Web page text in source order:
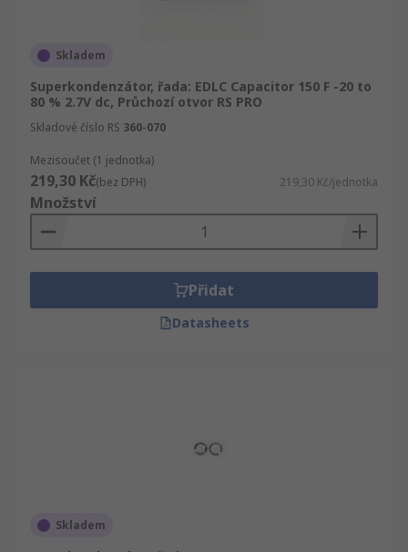
Skladem
Superkondenzátor, řada: EDLC Capacitor 150 F -20 to
80 % 2.7V dc, Průchozí otvor RS PRO
Skladové číslo RS 360-070
Mezisoučet (1 jednotka)
219,30 Kč(bez DPH) 219,30 Kč/jednotka
Množství
Přidat
Datasheets
Skladem